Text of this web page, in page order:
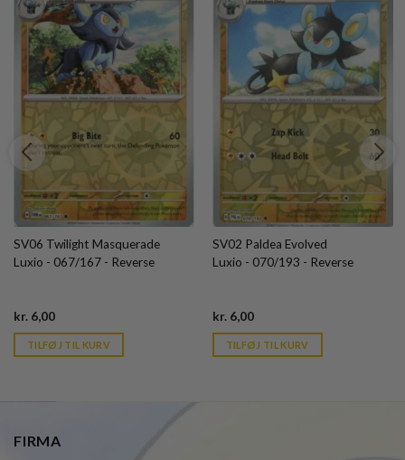
SV06 Twilight Masquerade
Luxio - 067/167 - Reverse
kr. 6,00Current
is:
kr. 39,95.
TILFØJ TIL KURV
SV02 Paldea Evolved
Luxio - 070/193 - Reverse
kr.6,00Current
is:
kr. 39,95.
TILFØJ TIL KURV
FIRMA